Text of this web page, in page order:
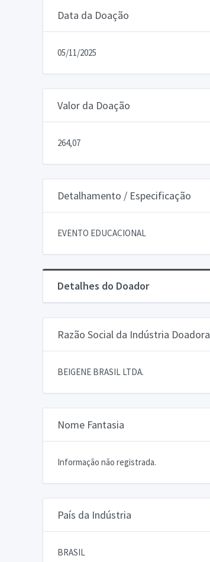
Data da Doação
05/11/2025
Valor da Doação
264,07
Detalhamento / Especificação
EVENTO EDUCACIONAL
Detalhes do Doador
Razão Social da Indústria Doadora
BEIGENE BRASIL LTDA.
Nome Fantasia
Informação não registrada.
País da Indústria
BRASIL